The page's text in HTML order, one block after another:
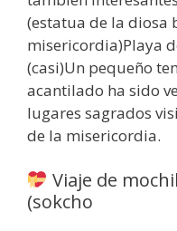
(estatua de la diosa
misericordia)Playa
(casi)Un pequeño
acantilado ha sido
lugares sagrados
de la misericordia.
Viaje de
(sokcho